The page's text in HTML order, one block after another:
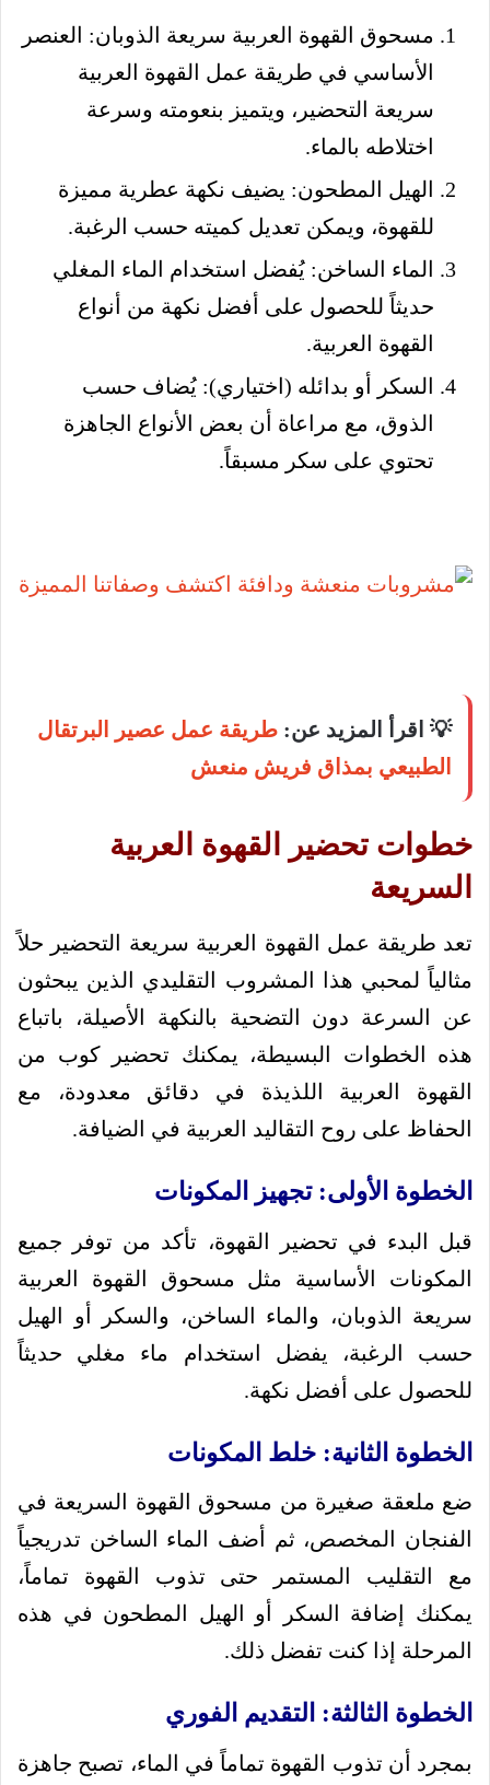
مسحوق القهوة العربية سريعة الذوبان: العنصر
الأساسي في طريقة عمل القهوة العربية
سريعة التحضير، ويتميز بنعومته وسرعة
اختلاطه بالماء.
الهيل المطحون: يضيف نكهة عطرية مميزة
للقهوة، ويمكن تعديل كميته حسب الرغبة.
الماء الساخن: يُفضل استخدام الماء المغلي
حديثاً للحصول على أفضل نكهة من أنواع
القهوة العربية.
السكر أو بدائله (اختياري): يُضاف حسب
الذوق، مع مراعاة أن بعض الأنواع الجاهزة
تحتوي على سكر مسبقاً.
💡 اقرأ المزيد عن: طريقة عمل عصير البرتقال
الطبيعي بمذاق فريش منعش
خطوات تحضير القهوة العربية
السريعة
تعد طريقة عمل القهوة العربية سريعة التحضير حلاً
مثالياً لمحبي هذا المشروب التقليدي الذين يبحثون
عن السرعة دون التضحية بالنكهة الأصيلة، باتباع
هذه الخطوات البسيطة، يمكنك تحضير كوب من
القهوة العربية اللذيذة في دقائق معدودة، مع
الحفاظ على روح التقاليد العربية في الضيافة.
الخطوة الأولى: تجهيز المكونات
قبل البدء في تحضير القهوة، تأكد من توفر جميع
المكونات الأساسية مثل مسحوق القهوة العربية
سريعة الذوبان، والماء الساخن، والسكر أو الهيل
حسب الرغبة، يفضل استخدام ماء مغلي حديثاً
للحصول على أفضل نكهة.
الخطوة الثانية: خلط المكونات
ضع ملعقة صغيرة من مسحوق القهوة السريعة في
الفنجان المخصص، ثم أضف الماء الساخن تدريجياً
مع التقليب المستمر حتى تذوب القهوة تماماً،
يمكنك إضافة السكر أو الهيل المطحون في هذه
المرحلة إذا كنت تفضل ذلك.
الخطوة الثالثة: التقديم الفوري
بمجرد أن تذوب القهوة تماماً في الماء، تصبح جاهزة